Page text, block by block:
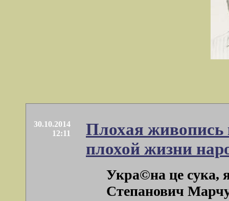
30.10.2014
12:11
Плохая живопись
плохой жизни
Укра©на це сука,
Степанович